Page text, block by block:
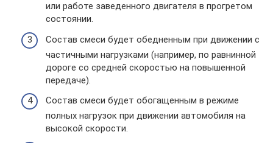
или работе заведенного двигателя в прогретом
состоянии.
Состав смеси будет обедненным при движении с
частичными нагрузками (например, по равнинной
дороге со средней скоростью на повышенной
передаче).
Состав смеси будет обогащенным в режиме
полных нагрузок при движении автомобиля на
высокой скорости.